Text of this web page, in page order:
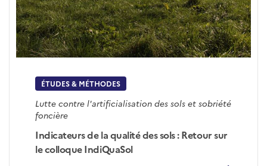
ÉTUDES & MÉTHODES
Lutte contre l'artificialisation des sols et sobriété
foncière
Indicateurs de la qualité des sols : Retour sur
le colloque IndiQuaSol